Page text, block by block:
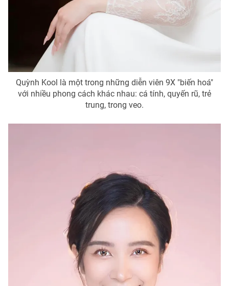
Quỳnh Kool là một trong những diễn viên 9X "biến hoá"
với nhiều phong cách khác nhau: cá tính, quyến rũ, trẻ
trung, trong veo.